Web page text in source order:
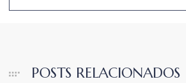
POSTS RELACIONADOS